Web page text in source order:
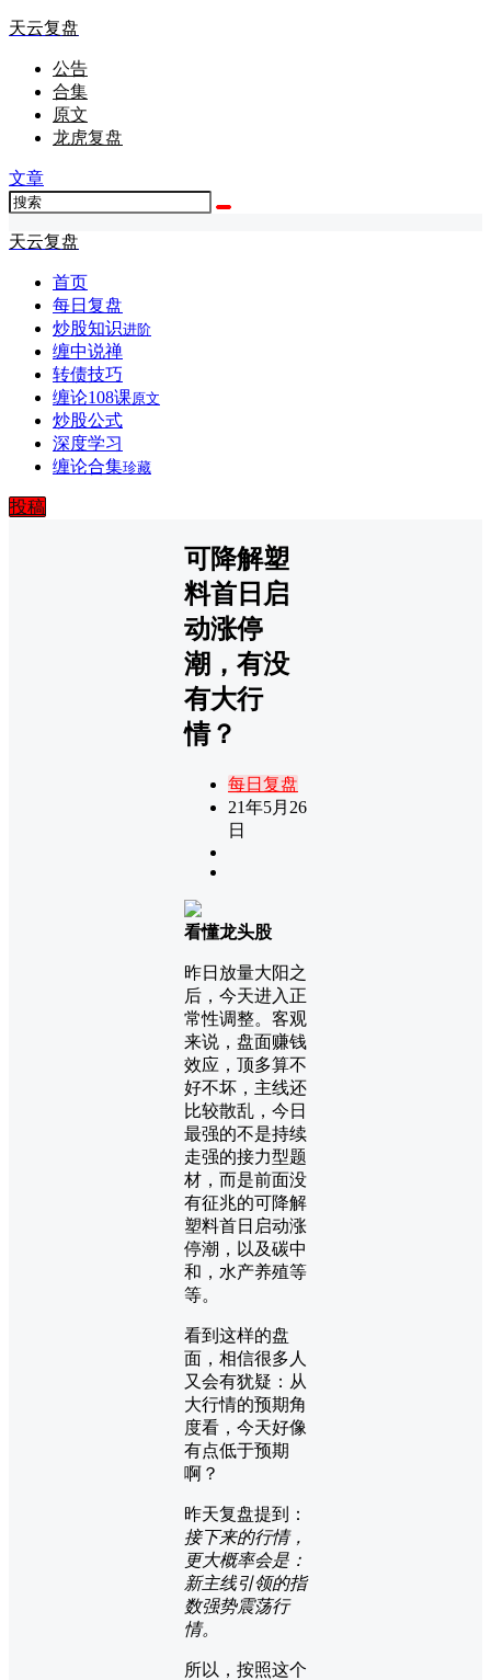
天云复盘
公告
合集
原文
龙虎复盘
文章
天云复盘
首页
每日复盘
炒股知识进阶
缠中说禅
转债技巧
缠论108课原文
炒股公式
深度学习
缠论合集珍藏
投稿
可降解塑
料首日启
动涨停
潮，有没
有大行
情？
每日复盘
21年5月26
日
看懂龙头股
昨日放量大阳之
后，今天进入正
常性调整。客观
来说，盘面赚钱
效应，顶多算不
好不坏，主线还
比较散乱，今日
最强的不是持续
走强的接力型题
材，而是前面没
有征兆的可降解
塑料首日启动涨
停潮，以及碳中
和，水产养殖等
等。
看到这样的盘
面，相信很多人
又会有犹疑：从
大行情的预期角
度看，今天好像
有点低于预期
啊？
昨天复盘提到：
接下来的行情，
更大概率会是：
新主线引领的指
数强势震荡行
情。
所以，按照这个